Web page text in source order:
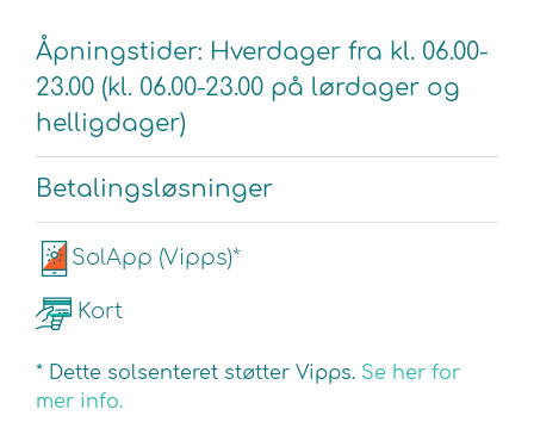
Åpningstider: Hverdager fra kl. 06.00-
23.00 (kl. 06.00-23.00 på lørdager og
helligdager)
Betalingsløsninger
SolApp (Vipps)*
Kort
* Dette solsenteret støtter Vipps. Se her for
mer info.